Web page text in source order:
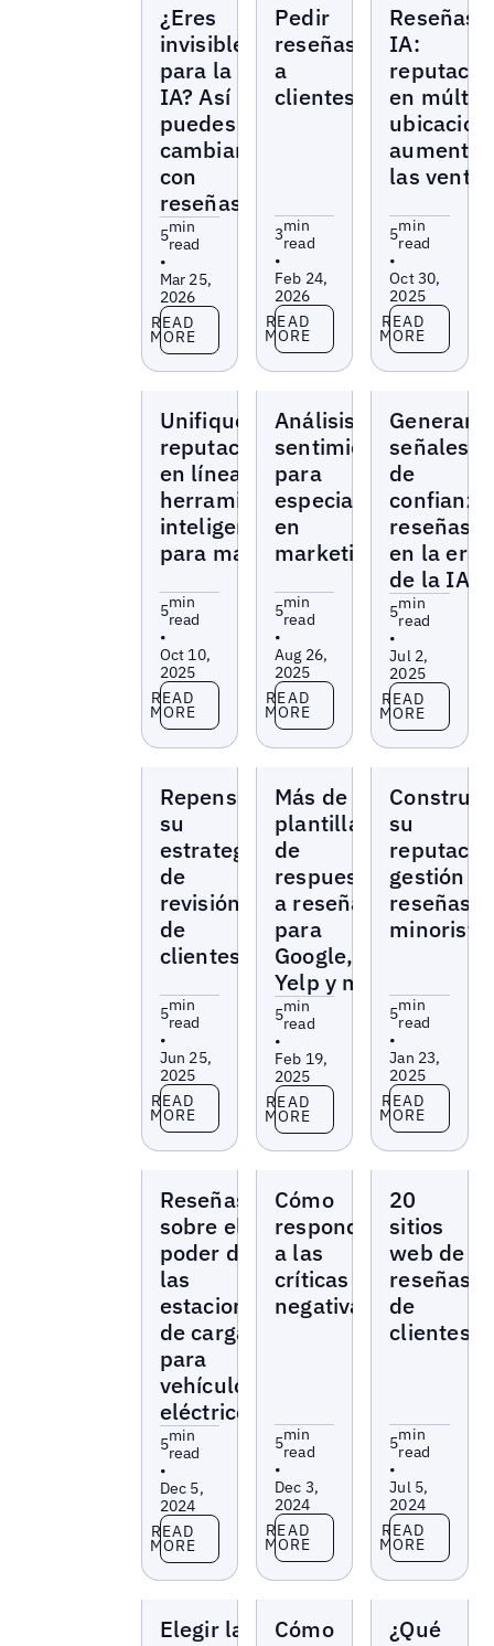
¿Eres
invisible
para la
IA? Así
puedes
cambiarlo
con
reseñas
5min
read
•
Mar 25,
2026
Read more
READ
MORE
Pedir
reseñas
a
clientes
3min
read
•
Feb 24,
2026
Read more
READ
MORE
Reseñas
IA:
en
aumento
las ventas
5min
read
•
Oct 30,
2025
Read more
READ
MORE
Unifique su
reputación
en línea con
herramientas
inteligentes
para marcas
5min
read
•
Oct 10,
2025
Read more
READ
MORE
Análisis de
sentimientos
para
especialistas
en
marketing
5min
read
•
Aug 26,
2025
Read more
READ
MORE
Generar
señales
de
reseñas
en la era
de la IA
5min
read
•
Jul 2,
2025
Read more
READ
MORE
Repensar
su
estrategia
de
revisión
de
clientes
5min
read
•
Jun 25,
2025
Read more
READ
MORE
Más de 30
plantillas
de
respuestas
a reseñas
para
Google,
Yelp y más
5min
read
•
Feb 19,
2025
Read more
READ
MORE
su
gestión
reseñas
5min
read
•
Jan 23,
2025
Read more
READ
MORE
Reseñas
sobre el
poder de
las
estaciones
de carga
para
vehículos
eléctricos
5min
read
•
Dec 5,
2024
Read more
READ
MORE
Cómo
responder
a las
críticas
negativas
5min
read
•
Dec 3,
2024
Read more
READ
MORE
20
sitios
web de
reseñas
de
clientes
5min
read
•
Jul 5,
2024
Read more
READ
MORE
Elegir la
Cómo
¿Qué